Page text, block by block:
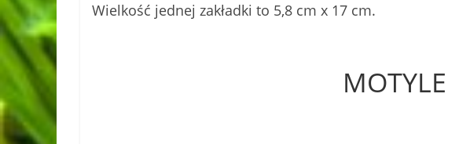
Wielkość jednej zakładki to 5,8 cm x 17 cm.
MOTYLE